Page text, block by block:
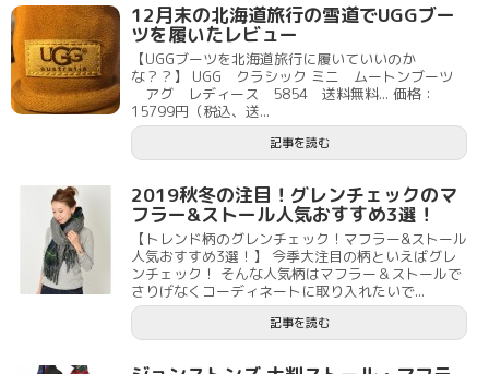
12月末の北海道旅行の雪道でUGGブー
ツを履いたレビュー
【UGGブーツを北海道旅行に履いていいのか
な？？】 UGG クラシック ミニ ムートンブーツ
アグ レディース 5854 送料無料... 価格：
15799円（税込、送...
記事を読む
2019秋冬の注目！グレンチェックのマ
フラー&ストール人気おすすめ3選！
【トレンド柄のグレンチェック！マフラー&ストール
人気おすすめ3選！】 今季大注目の柄といえばグレ
ンチェック！ そんな人気柄はマフラー＆ストールで
さりげなくコーディネートに取り入れたいで...
記事を読む